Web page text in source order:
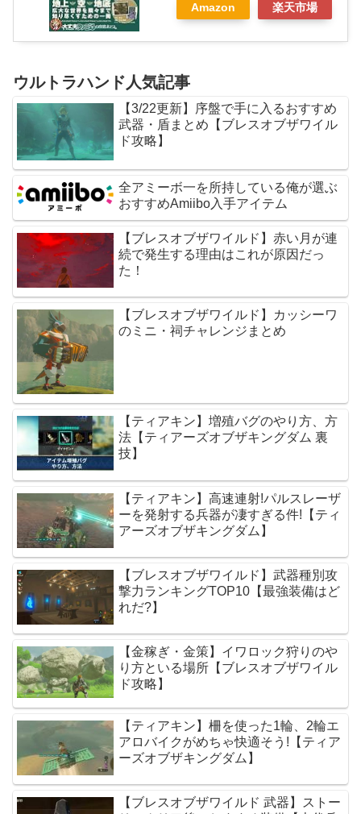
Amazon 楽天市場
ウルトラハンド人気記事
【3/22更新】序盤で手に入るおすすめ
武器・盾まとめ【ブレスオブザワイル
ド攻略】
全アミーボ一を所持している俺が選ぶ
おすすめAmiibo入手アイテム
【ブレスオブザワイルド】赤い月が連
続で発生する理由はこれが原因だっ
た！
【ブレスオブザワイルド】カッシーワ
のミニ・祠チャレンジまとめ
【ティアキン】増殖バグのやり方、方
法【ティアーズオブザキングダム 裏
技】
【ティアキン】高速連射!パルスレーザ
ーを発射する兵器が凄すぎる件!【ティ
アーズオブザキングダム】
【ブレスオブザワイルド】武器種別攻
撃力ランキングTOP10【最強装備はど
れだ?】
【金稼ぎ・金策】イワロック狩りのや
り方といる場所【ブレスオブザワイル
ド攻略】
【ティアキン】柵を使った1輪、2輪エ
アロバイクがめちゃ快適そう!【ティア
ーズオブザキングダム】
【ブレスオブザワイルド 武器】ストー